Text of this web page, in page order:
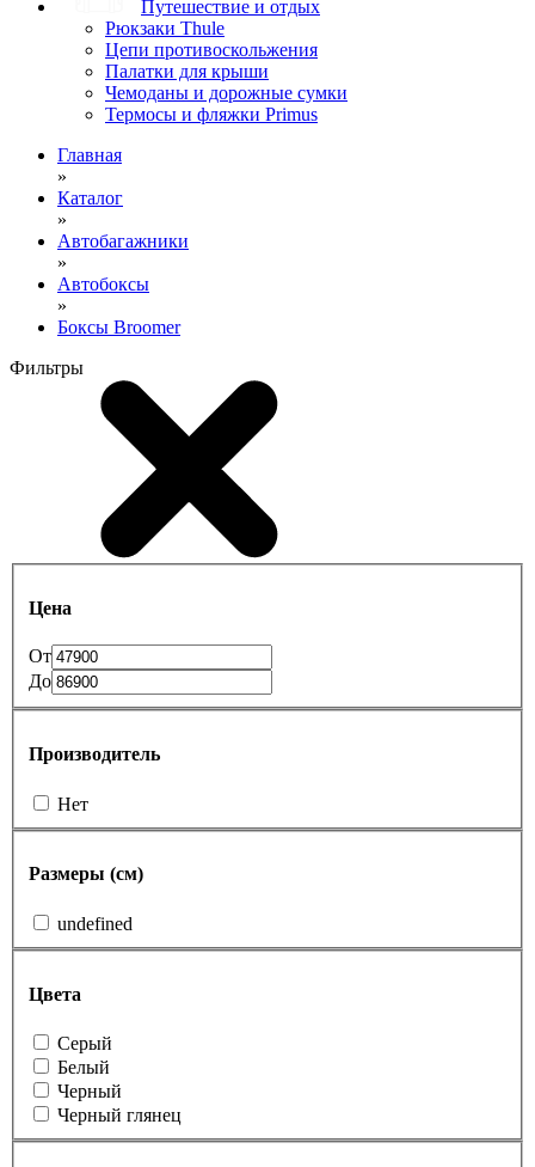
Путешествие и отдых
Рюкзаки Thule
Цепи противоскольжения
Палатки для крыши
Чемоданы и дорожные сумки
Термосы и фляжки Primus
Главная
»
Каталог
»
Автобагажники
»
Автобоксы
»
Боксы Broomer
Фильтры
Цена
От
До
Производитель
Нет
Размеры (см)
undefined
Цвета
Cерый
Белый
Черный
Черный глянец